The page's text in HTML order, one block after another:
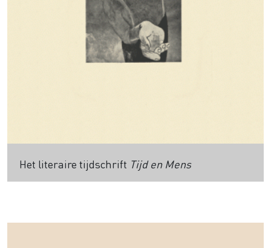
Het literaire tijdschrift Tijd en Mens